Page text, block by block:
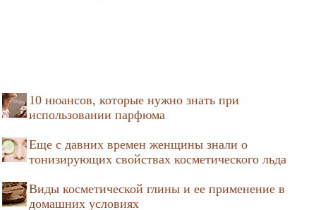
10 нюансов, которые нужно знать при
использовании парфюма
Еще с давних времен женщины знали о
тонизирующих свойствах косметического льда
Виды косметической глины и ее применение в
домашних условиях